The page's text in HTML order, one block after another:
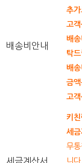
배송비안내
추
고
배
탁드
배
금액
고
세금계산서
키
세
무
니다.